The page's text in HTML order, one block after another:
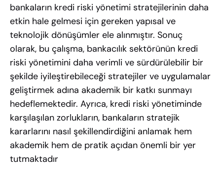
bankaların kredi riski yönetimi stratejilerinin daha
etkin hale gelmesi için gereken yapısal ve
teknolojik dönüşümler ele alınmıştır. Sonuç
olarak, bu çalışma, bankacılık sektörünün kredi
riski yönetimini daha verimli ve sürdürülebilir bir
şekilde iyileştirebileceği stratejiler ve uygulamalar
geliştirmek adına akademik bir katkı sunmayı
hedeflemektedir. Ayrıca, kredi riski yönetiminde
karşılaşılan zorlukların, bankaların stratejik
kararlarını nasıl şekillendirdiğini anlamak hem
akademik hem de pratik açıdan önemli bir yer
tutmaktadır